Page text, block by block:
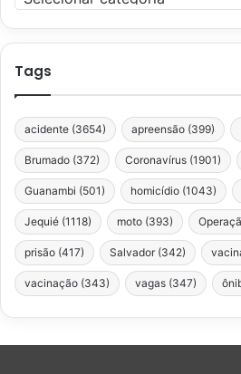
Tags
acidente (3654) apreensão (399)
Brumado (372) Coronavírus (1901)
Guanambi (501) homicídio (1043)
Jequié (1118) moto (393)
prisão (417) Salvador (342)
vacinação (343) vagas (347)